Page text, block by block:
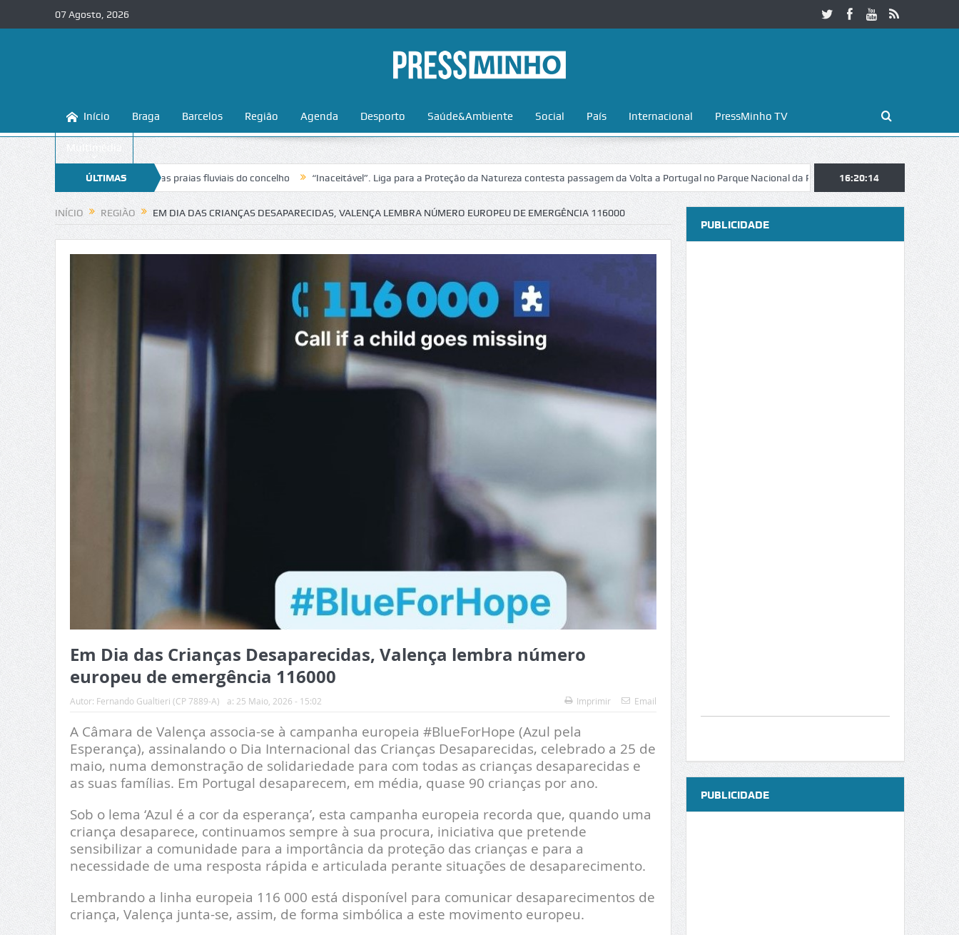
07 Agosto, 2026
Início Braga Barcelos Região Agenda Desporto Saúde&Ambiente Social País Internacional PressMinho TV
Multimédia
ÚLTIMAS
NOTÍCIAS
e proteger as praias fluviais do concelho “Inaceitável”. Liga para a Proteção da Natureza contesta passagem da Volta a Portugal no Parque Nacional da Peneda-Gerês Esposende. Galaicofolia
16:20:16
INÍCIO REGIÃO EM DIA DAS CRIANÇAS DESAPARECIDAS, VALENÇA LEMBRA NÚMERO EUROPEU DE EMERGÊNCIA 116000
Em Dia das Crianças Desaparecidas, Valença lembra número
europeu de emergência 116000
Autor: Fernando Gualtieri (CP 7889-A) a: 25 Maio, 2026 - 15:02 Imprimir Email
A Câmara de Valença associa-se à campanha europeia #BlueForHope (Azul pela
Esperança), assinalando o Dia Internacional das Crianças Desaparecidas, celebrado a 25 de
maio, numa demonstração de solidariedade para com todas as crianças desaparecidas e
as suas famílias. Em Portugal desaparecem, em média, quase 90 crianças por ano.
Sob o lema ‘Azul é a cor da esperança’, esta campanha europeia recorda que, quando uma
criança desaparece, continuamos sempre à sua procura, iniciativa que pretende
sensibilizar a comunidade para a importância da proteção das crianças e para a
necessidade de uma resposta rápida e articulada perante situações de desaparecimento.
Lembrando a linha europeia 116 000 está disponível para comunicar desaparecimentos de
criança, Valença junta-se, assim, de forma simbólica a este movimento europeu.
PUBLICIDADE
PUBLICIDADE